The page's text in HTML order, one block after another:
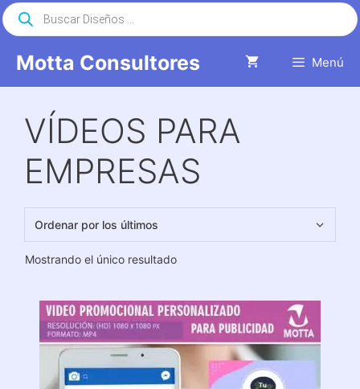
Saltar
al
Motta Consultores Menú
Búsqueda
de
productos
VÍDEOS PARA
EMPRESAS
Mostrando el único resultado